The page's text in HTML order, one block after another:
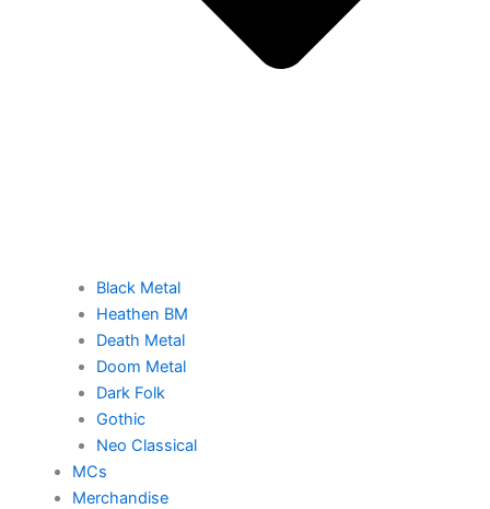
Black Metal
Heathen BM
Death Metal
Doom Metal
Dark Folk
Gothic
Neo Classical
MCs
Merchandise